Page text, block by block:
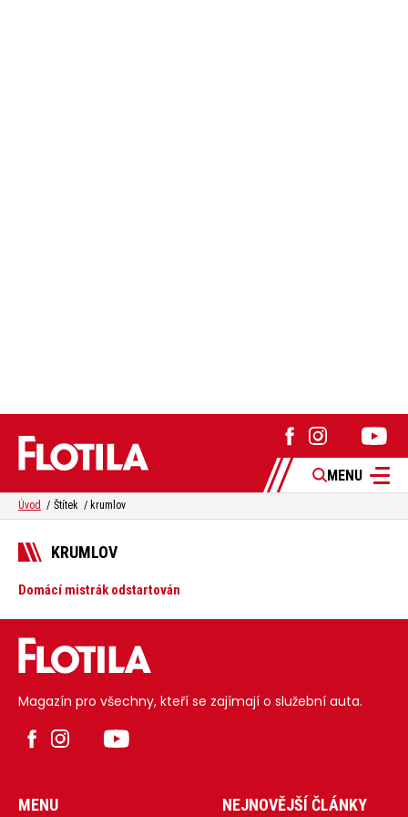
MENU
Úvod Štítek krumlov
KRUMLOV
Domácí mistrák odstartován
Magazín pro všechny, kteří se zajímají o služební auta.
MENU NEJNOVĚJŠÍ ČLÁNKY